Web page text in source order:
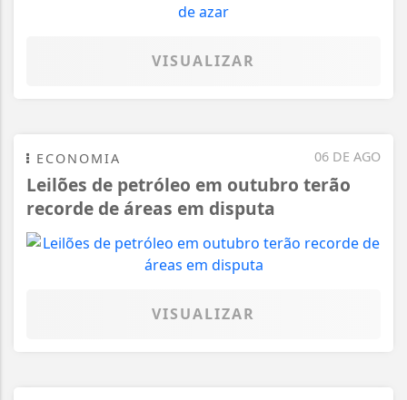
VISUALIZAR
06 DE AGO
ECONOMIA
Leilões de petróleo em outubro terão
recorde de áreas em disputa
VISUALIZAR